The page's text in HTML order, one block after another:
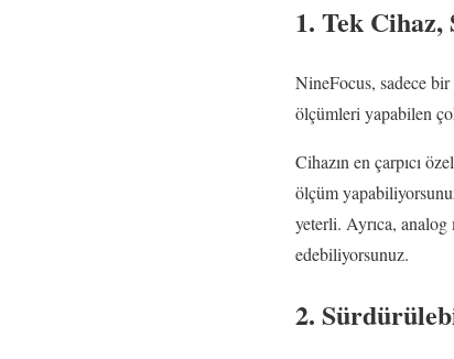
1. Tek Cihaz,
NineFocus, sadece
ölçümleri yapabilen
Cihazın en çarpıcı
ölçüm
yeterli. Ayrıca,
edebiliyorsunuz.
2.